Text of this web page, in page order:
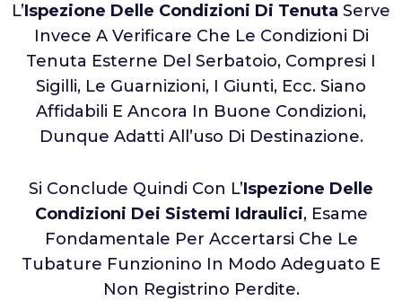
L’Ispezione Delle Condizioni Di Tenuta Serve
Invece A Verificare Che Le Condizioni Di
Tenuta Esterne Del Serbatoio, Compresi I
Sigilli, Le Guarnizioni, I Giunti, Ecc. Siano
Affidabili E Ancora In Buone Condizioni,
Dunque Adatti All’uso Di Destinazione.
Si Conclude Quindi Con L’Ispezione Delle
Condizioni Dei Sistemi Idraulici, Esame
Fondamentale Per Accertarsi Che Le
Tubature Funzionino In Modo Adeguato E
Non Registrino Perdite.